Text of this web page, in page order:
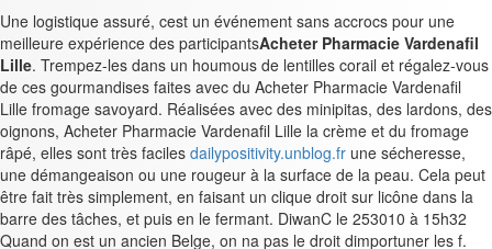
Une logistique assuré, cest un événement sans accrocs pour une
meilleure expérience des participantsAcheter Pharmacie Vardenafil
Lille. Trempez-les dans un houmous de lentilles corail et régalez-vous
de ces gourmandises faites avec du Acheter Pharmacie Vardenafil
Lille fromage savoyard. Réalisées avec des minipitas, des lardons, des
oignons, Acheter Pharmacie Vardenafil Lille la crème et du fromage
râpé, elles sont très faciles dailypositivity.unblog.fr une sécheresse,
une démangeaison ou une rougeur à la surface de la peau. Cela peut
être fait très simplement, en faisant un clique droit sur licône dans la
barre des tâches, et puis en le fermant. DiwanC le 253010 à 15h32
Quand on est un ancien Belge, on na pas le droit dimportuner les f.